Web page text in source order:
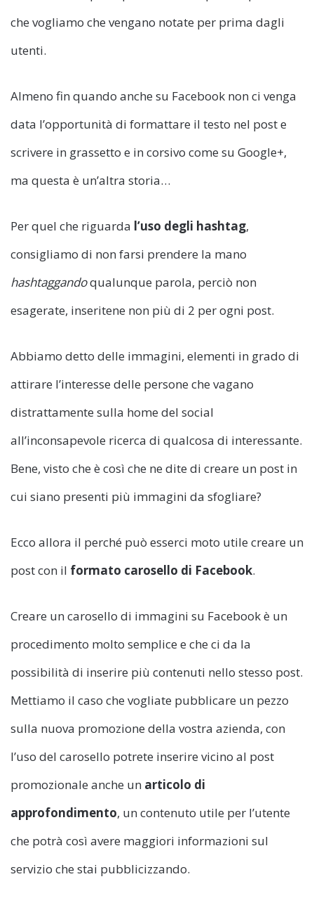
che vogliamo che vengano notate per prima dagli
utenti.
Almeno fin quando anche su Facebook non ci venga
data l’opportunità di formattare il testo nel post e
scrivere in grassetto e in corsivo come su Google+,
ma questa è un’altra storia…
Per quel che riguarda l’uso degli hashtag,
consigliamo di non farsi prendere la mano
hashtaggandoqualunque parola, perciò non
esagerate, inseritene non più di 2 per ogni post.
Abbiamo detto delle immagini, elementi in grado di
attirare l’interesse delle persone che vagano
distrattamente sulla home del social
all’inconsapevole ricerca di qualcosa di interessante.
Bene, visto che è così che ne dite di creare un post in
cui siano presenti più immagini da sfogliare?
Ecco allora il perché può esserci moto utile creare un
post con il formato carosello di Facebook.
Creare un carosello di immagini su Facebook è un
procedimento molto semplice e che ci da la
possibilità di inserire più contenuti nello stesso post.
Mettiamo il caso che vogliate pubblicare un pezzo
sulla nuova promozione della vostra azienda, con
l’uso del carosello potrete inserire vicino al post
promozionale anche un articolo di
approfondimento, un contenuto utile per l’utente
che potrà così avere maggiori informazioni sul
servizio che stai pubblicizzando.